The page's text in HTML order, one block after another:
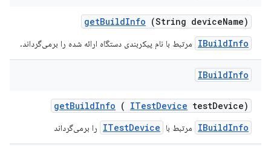
getBuildInfo (String deviceName)
IBuildInfo
مرتبط با نام پیکربندی دستگاه ارائه شده را برمی‌گرداند.
IBuildInfo
getBuildInfo ( ITestDevice testDevice)
IBuildInfo
مرتبط با ITestDevice را برمی‌گرداند